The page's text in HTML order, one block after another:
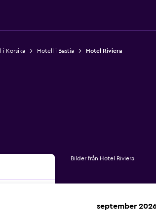
i Korsika Hotell i Bastia Hotel Riviera
Bilder från Hotel Riviera
september